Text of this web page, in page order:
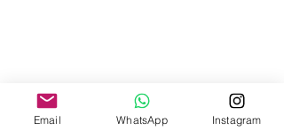
Email WhatsApp Instagram